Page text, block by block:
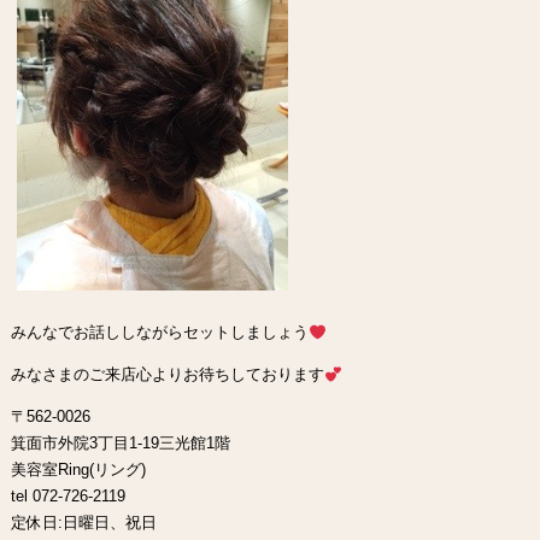
みんなでお話ししながらセットしましょう
みなさまのご来店心よりお待ちしております
〒562-0026
箕面市外院3丁目1-19三光館1階
美容室Ring(リング)
tel 072-726-2119
定休日:日曜日、祝日